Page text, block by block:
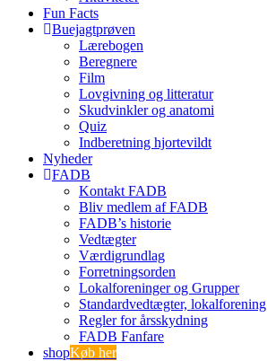
Fun Facts
Buejagtprøven
Lærebogen
Beregnere
Film
Lovgivning og litteratur
Skudvinkler og anatomi
Quiz
Indberetning hjortevildt
Nyheder
FADB
Kontakt FADB
Bliv medlem af FADB
FADB’s historie
Vedtægter
Værdigrundlag
Forretningsorden
Lokalforeninger og Grupper
Standardvedtægter, lokalforening
Regler for årsskydning
FADB Fanfare
shopKøb her